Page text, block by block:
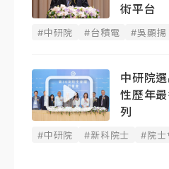
術平台
#中研院 #台積電 #吳顯揚
中研院
性歷年
列
#中研院 #新科院士 #院士